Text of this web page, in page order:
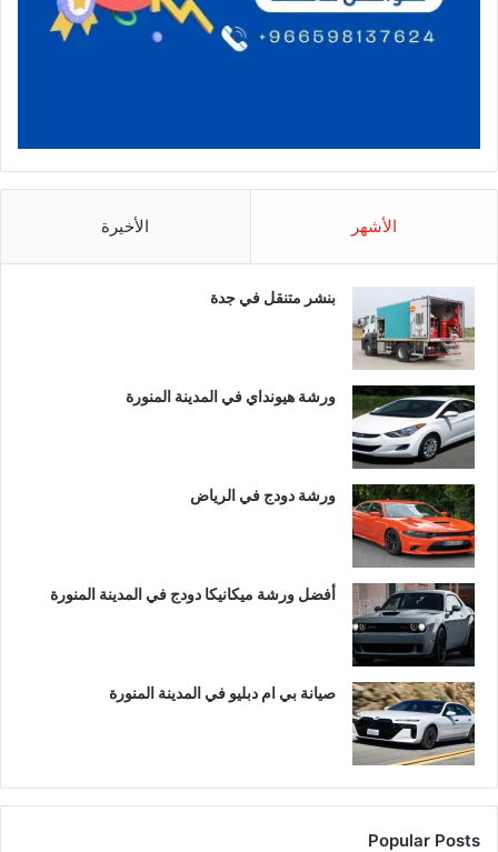
الأشهر الأخيرة
بنشر متنقل في جدة
ورشة هيونداي في المدينة المنورة
ورشة دودج في الرياض
أفضل ورشة ميكانيكا دودج في المدينة المنورة
صيانة بي ام دبليو في المدينة المنورة
Popular Posts